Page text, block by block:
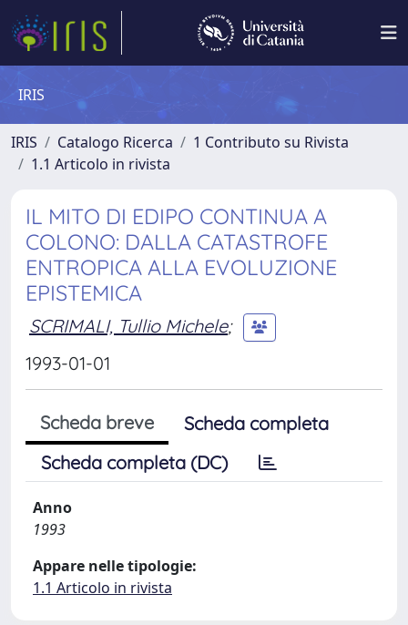
IRIS
IRIS Catalogo Ricerca
1 Contributo su Rivista
1.1 Articolo in rivista
IL MITO DI EDIPO CONTINUA A
COLONO: DALLA CATASTROFE
ENTROPICA ALLA EVOLUZIONE
EPISTEMICA
SCRIMALI, Tullio Michele;
1993-01-01
Scheda breve
Scheda completa
Scheda completa (DC)
Anno
1993
Appare nelle tipologie:
1.1 Articolo in rivista